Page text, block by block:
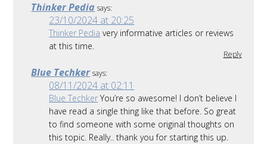
Thinker Pedia says:
23/10/2024 at 20:25
Thinker Pedia very informative articles or reviews
at this time.
Reply
Blue Techker says:
08/11/2024 at 02:11
Blue Techker You’re so awesome! I don’t believe I
have read a single thing like that before. So great
to find someone with some original thoughts on
this topic. Really.. thank you for starting this up.